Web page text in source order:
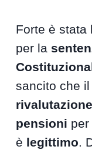
Forte è stata
per la
sancito che il
pensioni
è legittimo.